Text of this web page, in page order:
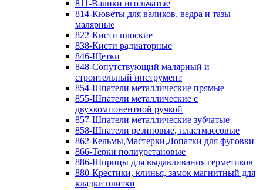
811-Валики игольчатые
814-Кюветы для валиков, ведра и тазы
малярные
822-Кисти плоские
838-Кисти радиаторные
846-Щетки
848-Сопутствующий малярный и
строительный инструмент
854-Шпатели металлические прямые
855-Шпатели металлические с
двухкомпонентной ручкой
857-Шпатели металлические зубчатые
858-Шпатели резиновые, пластмассовые
862-Кельмы,Мастерки,Лопатки для фуговки
866-Терки полиуретановые
886-Шприцы для выдавливания герметиков
880-Крестики, клинья, замок магнитный для
кладки плитки